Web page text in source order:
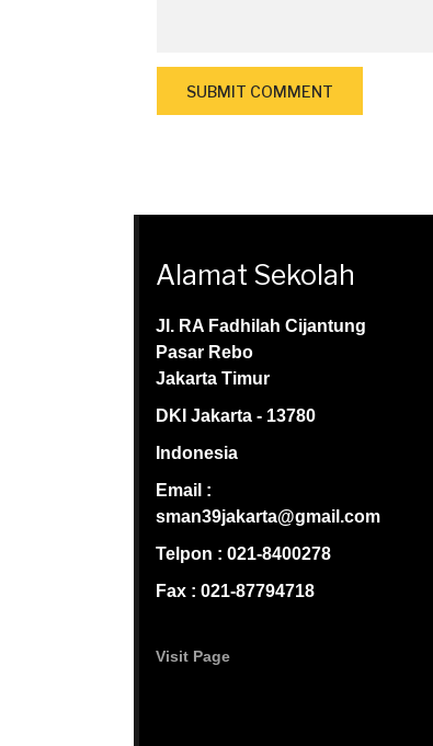
Alamat Sekolah
Jl. RA Fadhilah Cijantung
Pasar Rebo
Jakarta Timur
DKI Jakarta - 13780
Indonesia
Email :
sman39jakarta@gmail.com
Telpon : 021-8400278
Fax : 021-87794718
Visit Page